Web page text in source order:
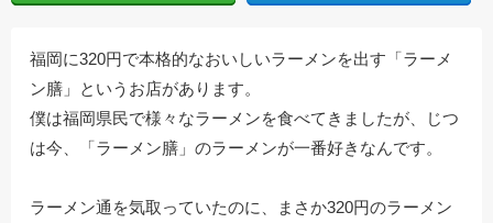
福岡に320円で本格的なおいしいラーメンを出す「ラーメ
ン膳」というお店があります。
僕は福岡県民で様々なラーメンを食べてきましたが、じつ
は今、「ラーメン膳」のラーメンが一番好きなんです。
ラーメン通を気取っていたのに、まさか320円のラーメン